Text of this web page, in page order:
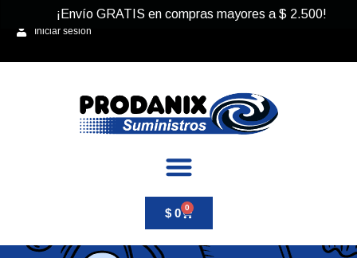
Iniciar sesión
$0 0
¡Envío GRATIS en compras mayores a $ 2.500!